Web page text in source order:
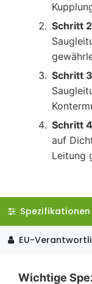
Schritt
Schritt
Schritt
auf
Leitung
Spezifikationen
EU-
Wichtige